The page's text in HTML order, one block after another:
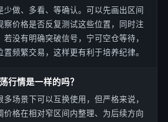
少做、多看、等确认。可以先画出区间
察价格是否反复测试这些位置，同时注
若没有明确突破信号，宁可空仓等待，
置频繁交易，这样更有利于培养纪律。
行情是一样的吗？
多场景下可以互换使用，但严格来说，
价格在相对窄区间内整理、为后续方向